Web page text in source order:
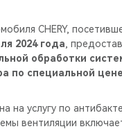
CHERY,
2024 года ,
обработки
по специальной
на услугу по
вентиляции